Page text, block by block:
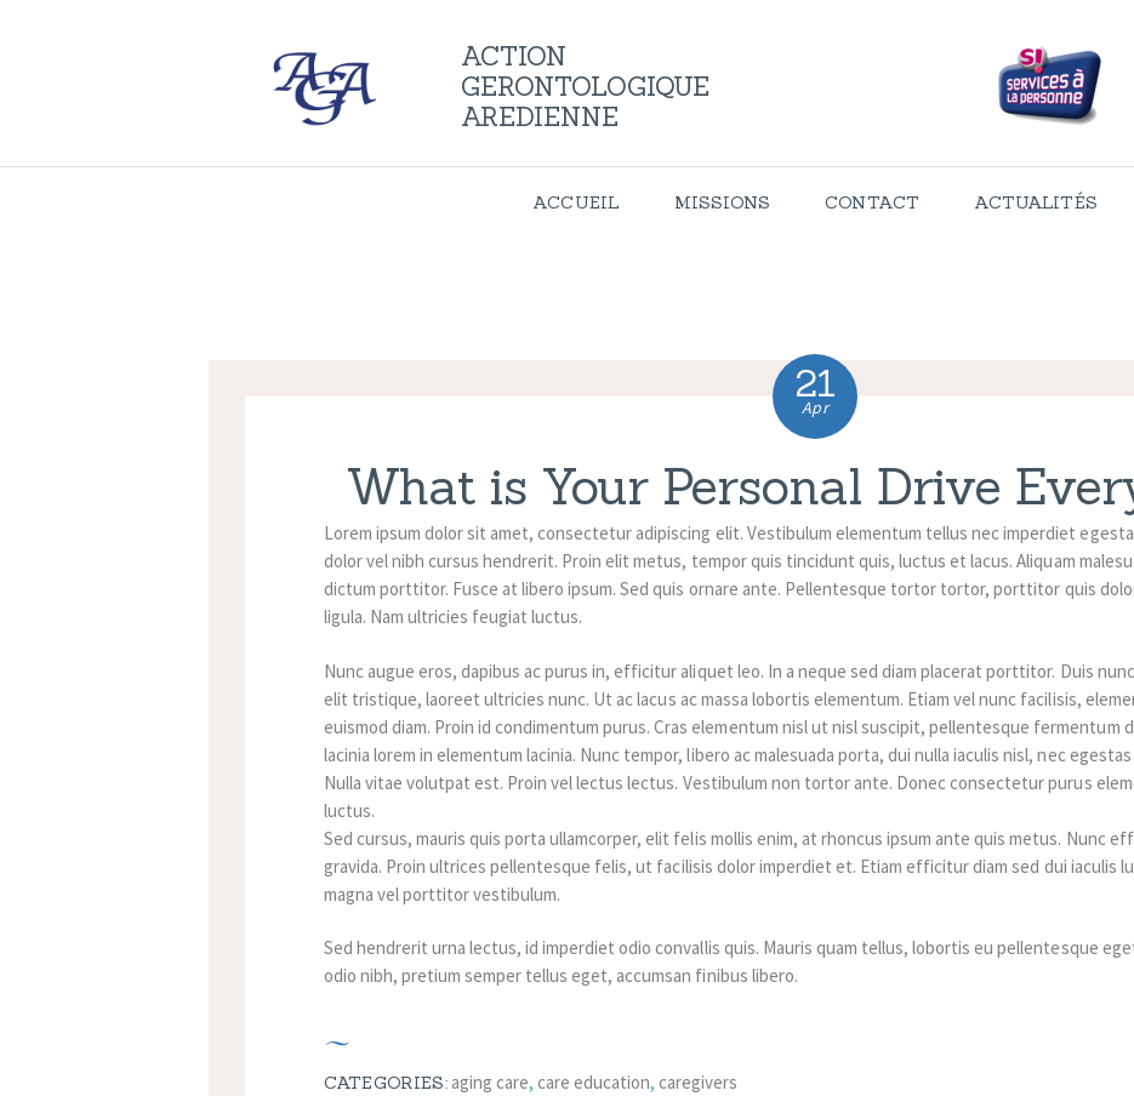
ACTION
GERONTOLOGIQUE
AREDIENNE
ACCUEIL MISSIONS CONTACT ACTUALITÉS
MISSIONS
CONTACT
21
Apr
What is Your Personal Drive
Lorem ipsum dolor sit amet, consectetur adipiscing elit. Vestibulum elementum tellus nec imperdiet
dolor vel nibh cursus hendrerit. Proin elit metus, tempor quis tincidunt quis, luctus et lacus. Aliquam
dictum porttitor. Fusce at libero ipsum. Sed quis ornare ante. Pellentesque tortor tortor, porttitor quis
ligula. Nam ultricies feugiat luctus.
Nunc augue eros, dapibus ac purus in, efficitur aliquet leo. In a neque sed diam placerat porttitor. Duis
elit tristique, laoreet ultricies nunc. Ut ac lacus ac massa lobortis elementum. Etiam vel nunc facilisis,
euismod diam. Proin id condimentum purus. Cras elementum nisl ut nisl suscipit, pellentesque fermentum
lacinia lorem in elementum lacinia. Nunc tempor, libero ac malesuada porta, dui nulla iaculis nisl, nec
Nulla vitae volutpat est. Proin vel lectus lectus. Vestibulum non tortor ante. Donec consectetur purus
luctus.
Sed cursus, mauris quis porta ullamcorper, elit felis mollis enim, at rhoncus ipsum ante quis metus. Nunc
gravida. Proin ultrices pellentesque felis, ut facilisis dolor imperdiet et. Etiam efficitur diam sed dui iaculis
magna vel porttitor vestibulum.
Sed hendrerit urna lectus, id imperdiet odio convallis quis. Mauris quam tellus, lobortis eu pellentesque
odio nibh, pretium semper tellus eget, accumsan finibus libero.
CATEGORIES: aging care, care education, caregivers